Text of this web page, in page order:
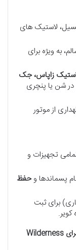
لاستیک های
به ویژه برای
زاپاس، جک
در شن یا پنچری
از موتور
تجهیزات و
پسماندها وحفظ
برای ثبت
نکات ایمنی حیاتی و بقا در کویر: (مهمترین بخش برای Wilderness